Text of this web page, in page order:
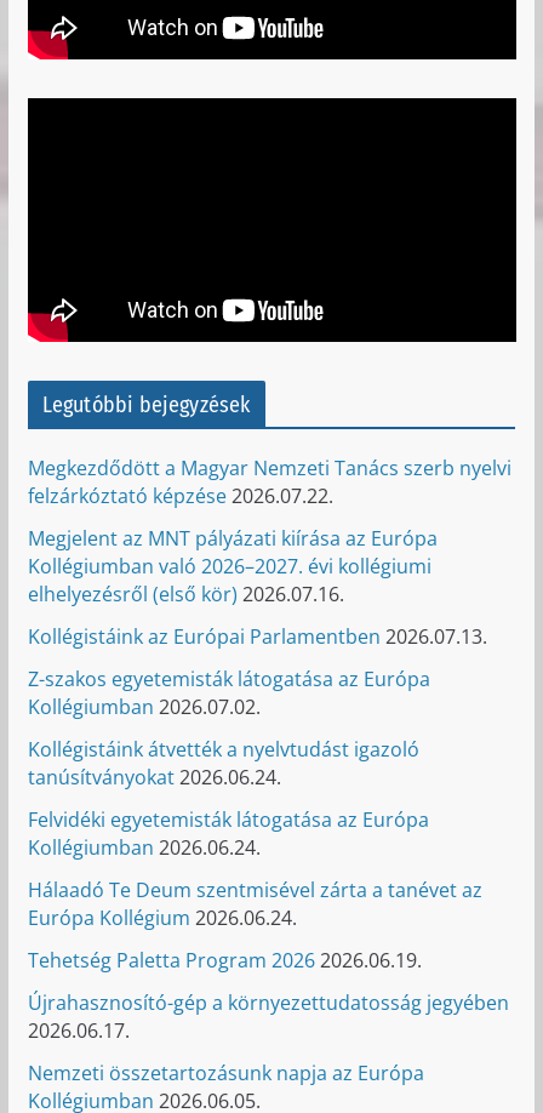
Legutóbbi bejegyzések
Megkezdődött a Magyar Nemzeti Tanács szerb nyelvi
felzárkóztató képzése2026.07.22.
Megjelent az MNT pályázati kiírása az Európa
Kollégiumban való 2026–2027. évi kollégiumi
elhelyezésről (első kör) 2026.07.16.
Kollégistáink az Európai Parlamentben 2026.07.13.
Z-szakos egyetemisták látogatása az Európa
Kollégiumban 2026.07.02.
Kollégistáink átvették a nyelvtudást igazoló
tanúsítványokat2026.06.24.
Felvidéki egyetemisták látogatása az Európa
Kollégiumban 2026.06.24.
Hálaadó Te Deum szentmisével zárta a tanévet az
Európa Kollégium 2026.06.24.
Tehetség Paletta Program 20262026.06.19.
Újrahasznosító-gép a környezettudatosság jegyében
2026.06.17.
Nemzeti összetartozásunk napja az Európa
Kollégiumban 2026.06.05.